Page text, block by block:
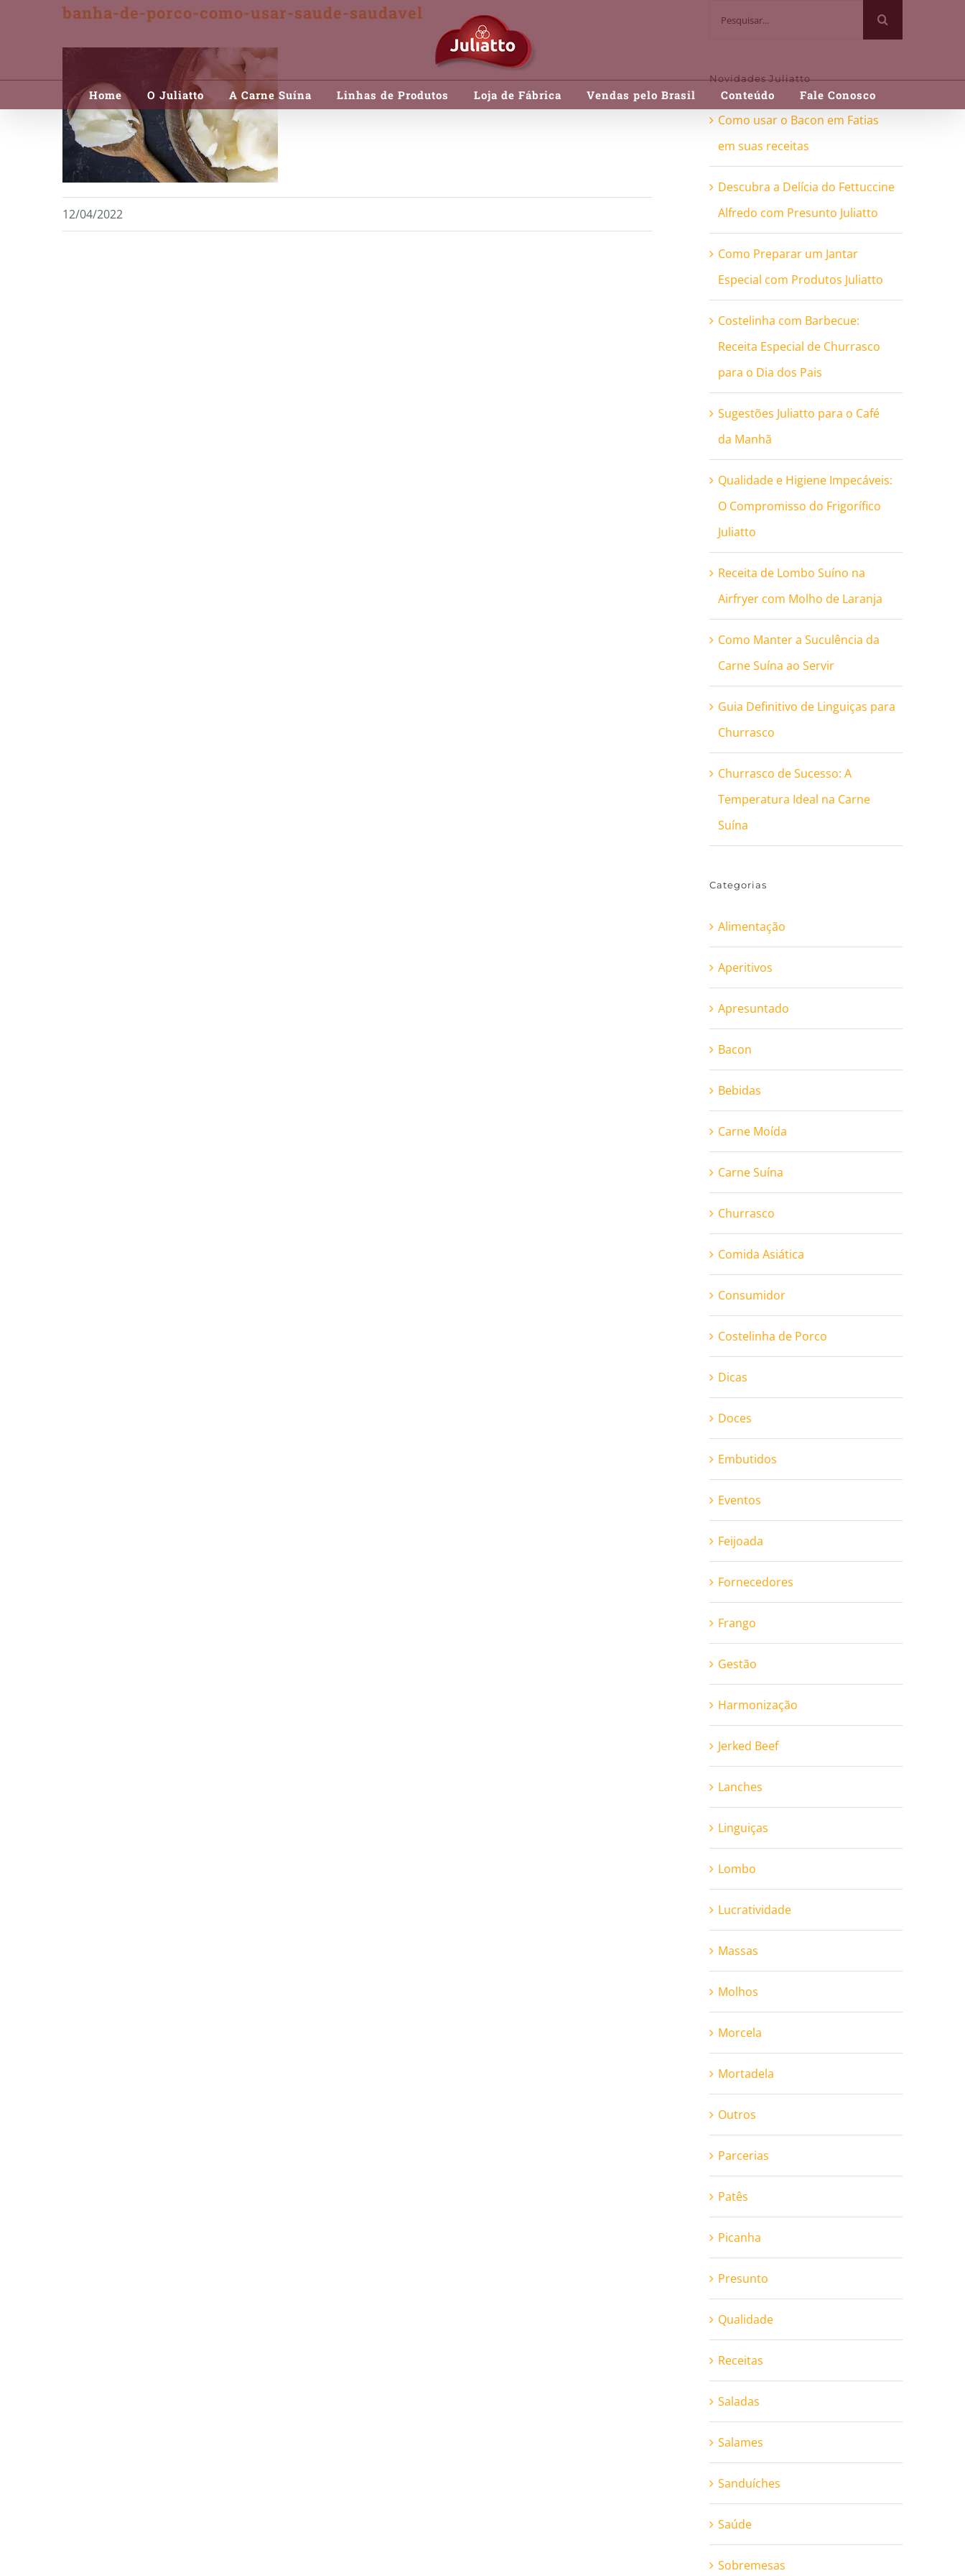
Home O Juliatto A Carne Suína Linhas de Produtos Loja de Fábrica Vendas pelo Brasil Conteúdo Fale Conosco
banha-de-porco-como-usar-saude-saudavel
12/04/2022
Novidades Juliatto
Como usar o Bacon em Fatias
em suas receitas
Descubra a Delícia do Fettuccine
Alfredo com Presunto Juliatto
Como Preparar um Jantar
Especial com Produtos Juliatto
Costelinha com Barbecue:
Receita Especial de Churrasco
para o Dia dos Pais
Sugestões Juliatto para o Café
da Manhã
Qualidade e Higiene Impecáveis:
O Compromisso do Frigorífico
Juliatto
Receita de Lombo Suíno na
Airfryer com Molho de Laranja
Como Manter a Suculência da
Carne Suína ao Servir
Guia Definitivo de Linguiças para
Churrasco
Churrasco de Sucesso: A
Temperatura Ideal na Carne
Suína
Categorias
Alimentação
Aperitivos
Apresuntado
Bacon
Bebidas
Carne Moída
Carne Suína
Churrasco
Comida Asiática
Consumidor
Costelinha de Porco
Dicas
Doces
Embutidos
Eventos
Feijoada
Fornecedores
Frango
Gestão
Harmonização
Jerked Beef
Lanches
Linguiças
Lombo
Lucratividade
Massas
Molhos
Morcela
Mortadela
Outros
Parcerias
Patês
Picanha
Presunto
Qualidade
Receitas
Saladas
Salames
Sanduíches
Saúde
Sobremesas